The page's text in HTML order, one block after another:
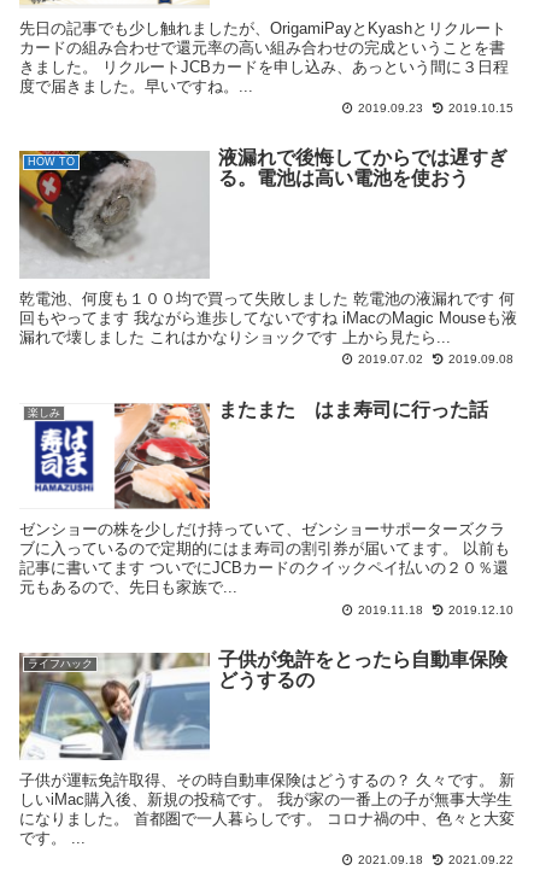
先日の記事でも少し触れましたが、OrigamiPayとKyashとリクルート
カードの組み合わせで還元率の高い組み合わせの完成ということを書
きました。 リクルートJCBカードを申し込み、あっという間に３日程
度で届きました。早いですね。...
2019.09.23 2019.10.15
HOW TO
液漏れで後悔してからでは遅すぎ
る。電池は高い電池を使おう
乾電池、何度も１００均で買って失敗しました 乾電池の液漏れです 何
回もやってます 我ながら進歩してないですね iMacのMagic Mouseも液
漏れで壊しました これはかなりショックです 上から見たら...
2019.07.02 2019.09.08
楽しみ またまた はま寿司に行った話
ゼンショーの株を少しだけ持っていて、ゼンショーサポーターズクラ
ブに入っているので定期的にはま寿司の割引券が届いてます。 以前も
記事に書いてます ついでにJCBカードのクイックペイ払いの２０％還
元もあるので、先日も家族で...
2019.11.18 2019.12.10
ライフハック
子供が免許をとったら自動車保険
どうするの
子供が運転免許取得、その時自動車保険はどうするの？ 久々です。 新
しいiMac購入後、新規の投稿です。 我が家の一番上の子が無事大学生
になりました。 首都圏で一人暮らしです。 コロナ禍の中、色々と大変
です。 ...
2021.09.18 2021.09.22